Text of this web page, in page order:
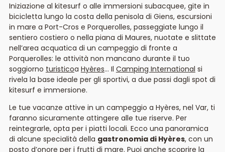
Iniziazione al kitesurf o alle immersioni subacquee, gite in
bicicletta lungo la costa della penisola di Giens, escursioni
in mare a Port-Cros e Porquerolles, passeggiate lungo il
sentiero costiero o nella piana di Maures, nuotate e slittate
nell’area acquatica di un campeggio di fronte a
Porquerolles: le attività non mancano durante il tuo
soggiorno turisticoa Hyères… Il Camping International si
rivela la base ideale per gli sportivi, a due passi dagli spot di
kitesurf e immersione.
Le tue vacanze attive in un campeggio a Hyères, nel Var, ti
faranno sicuramente attingere alle tue riserve. Per
reintegrarle, opta per i piatti locali. Ecco una panoramica
di alcune specialità della gastronomia di Hyères, con un
posto d’onore per i frutti di mare. Puoi anche scoprire la